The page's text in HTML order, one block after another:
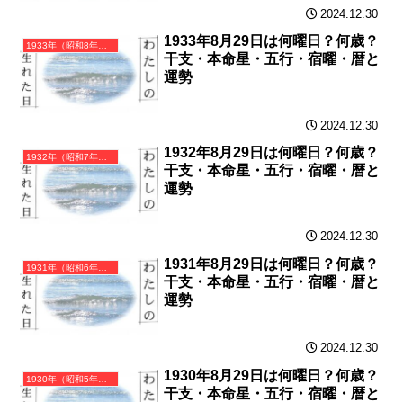
2024.12.30
1933年（昭和8年）癸酉（みずのととり）・酉年（とり年）カレンダー（月曜はじまり）
1933年8月29日は何曜日？何歳？
干支・本命星・五行・宿曜・暦と
運勢
2024.12.30
1932年（昭和7年）壬申（みずのえさる）・申年（さる年）カレンダー（月曜はじまり）
1932年8月29日は何曜日？何歳？
干支・本命星・五行・宿曜・暦と
運勢
2024.12.30
1931年（昭和6年）辛未（かのとひつじ）・未年（ひつじ年）カレンダー（月曜はじまり）
1931年8月29日は何曜日？何歳？
干支・本命星・五行・宿曜・暦と
運勢
2024.12.30
1930年（昭和5年）庚午（かのえうま）・午年（うま年）カレンダー（月曜はじまり）
1930年8月29日は何曜日？何歳？
干支・本命星・五行・宿曜・暦と